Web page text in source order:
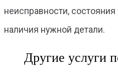
неисправности, состояния
наличия нужной детали.
Другие услуги